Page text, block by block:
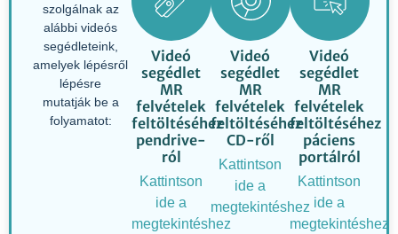
szolgálnak az
alábbi videós
segédleteink,
amelyek lépésről
lépésre
mutatják bea
folyamatot:
Videó
segédlet
MR
felvételek
feltöltéséhez
pendrive-
ról
Kattintson
ide a
megtekintéshez
Videó
segédlet
MR
felvételek
feltöltéséhez
CD-ről
Kattintson
ide a
megtekintéshez
Videó
segédlet
MR
felvételek
feltöltéséhez
páciens
portálról
Kattintson
ide a
megtekintéshez